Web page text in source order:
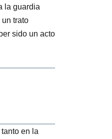
la guardia
trato
sido un acto
en la